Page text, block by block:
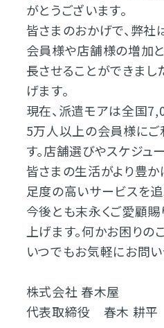
がとうございます。
皆さまのおかげで、弊社
会員様や店舗様の増加
長させることができまし
げます。
現在、派遣モアは全国
5万人以上の会員様にご
す。店舗選びやスケジュ
皆さまの生活がより豊か
足度の高いサービスを追
今後とも末永くご愛顧
上げます。何かお困りの
いつでもお気軽にお問い
株式会社 春木屋
代表取締役 春木 耕平